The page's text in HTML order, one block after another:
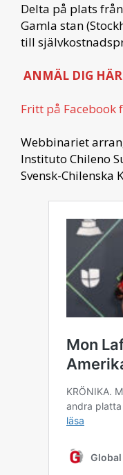
Delta på plats
Gamla stan
till
ANMÄL DIG HÄR
Fritt på Facebook
Webbinariet
Instituto Chileno
Svensk-Chilenska